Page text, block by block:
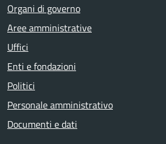
Organi di governo
Aree amministrative
Uffici
Enti e fondazioni
Politici
Personale amministrativo
Documenti e dati